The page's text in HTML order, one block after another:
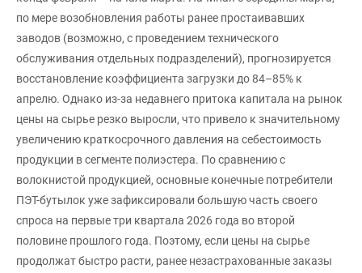
по мере возобновления работы ранее простаивавших
заводов (возможно, с проведением технического
обслуживания отдельных подразделений), прогнозируется
восстановление коэффициента загрузки до 84–85% к
апрелю. Однако из-за недавнего притока капитала на рынок
цены на сырье резко выросли, что привело к значительному
увеличению краткосрочного давления на себестоимость
продукции в сегменте полиэстера. По сравнению с
волокнистой продукцией, основные конечные потребители
ПЭТ-бутылок уже зафиксировали большую часть своего
спроса на первые три квартала 2026 года во второй
половине прошлого года. Поэтому, если цены на сырье
продолжат быстро расти, ранее незастрахованные заказы